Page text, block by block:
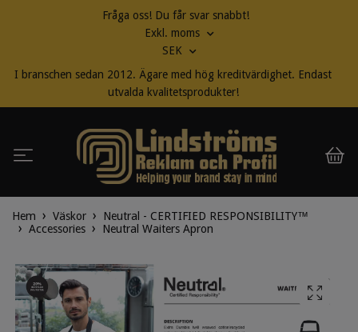
Fråga oss! Du får svar snabbt!
Exkl. moms
SEK
I branschen sedan 2012. Ägare med hög kreditvärdighet. Endast
utvalda kvalitetsprodukter!
Hem Väskor
Neutral - CERTIFIED RESPONSIBILITY™
Accessories
Neutral Waiters Apron